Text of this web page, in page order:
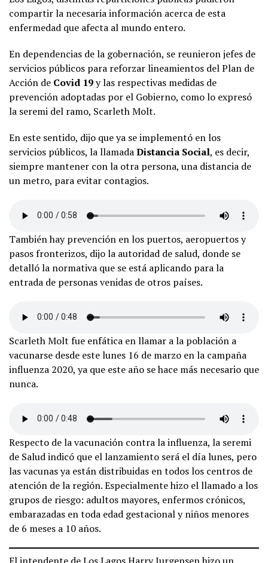
compartir la necesaria información acerca de esta
enfermedad que afecta al mundo entero.
En dependencias de la gobernación, se reunieron jefes de
servicios públicos para reforzar lineamientos del Plan de
Acción de Covid 19y las respectivas medidas de
prevención adoptadas por el Gobierno, como lo expresó
la seremi del ramo, Scarleth Molt.
En este sentido, dijo que ya se implementó en los
servicios públicos, la llamadaDistancia Social, es decir,
siempre mantener con la otra persona, una distancia de
un metro, para evitar contagios.
También hay prevención en los puertos, aeropuertos y
pasos fronterizos, dijo la autoridad de salud, donde se
detalló la normativa que se está aplicando para la
entrada de personas venidas de otros países.
Scarleth Molt fue enfática en llamar a la población a
vacunarse desde este lunes 16 de marzo en la campaña
influenza 2020, ya que este año se hace más necesario que
nunca.
Respecto de la vacunación contra la influenza, la seremi
de Salud indicó que el lanzamiento será el día lunes, pero
las vacunas ya están distribuidas en todos los centros de
atención de la región. Especialmente hizo el llamado a los
grupos de riesgo: adultos mayores, enfermos crónicos,
embarazadas en toda edad gestacional y niños menores
de 6 meses a 10 años.